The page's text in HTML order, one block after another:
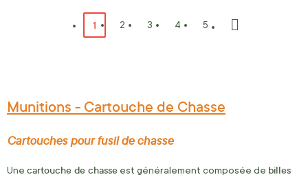
Vous lisez actuellement la page
1 Page
2 Page
3 Page
4 Page
5
Munitions - Cartouche de Chasse
Cartouches pour fusil de chasse
Une cartouche de chasse est généralement composée de billes